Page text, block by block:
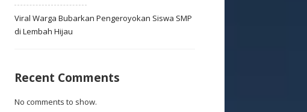
Viral Warga Bubarkan Pengeroyokan Siswa SMP
di Lembah Hijau
Recent Comments
No comments to show.